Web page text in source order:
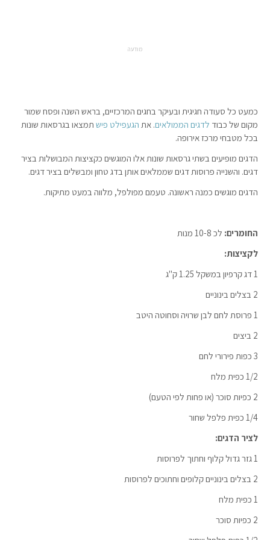
מודעה
כמעט כל סעודה חגיגית ובעיקר בחגים המרכזיים, בראש השנה ופסח שמור
מקום של כבוד לדגים הממולאים. את הגעפילט פיש תמצאו בגרסאות שונות
בכל מטבחי מרכז אירופה.
הדגים מופיעים בשתי גרסאות שונות אלו המוגשים כקציצות המבושלות בציר
דגים. והשנייה פרוסות דגים שממלאים אותן בדג טחון ומבשלים בציר דגים.
הדגים מוגשים כמנה ראשונה. טעמם מפולפל, מלווה במעט מתיקות.
החומרים: לכ 10-8 מנות
לקציצות:
1 דג קרפיון במשקל 1.25 ק"ג
2 בצלים בינוניים
1 פרוסת לחם לבן שרויה וסחוטה היטב
2 ביצים
3 כפות פירורי לחם
1/2 כפית מלח
2 כפיות סוכר (או פחות לפי הטעם)
1/4 כפית פלפל שחור
לציר הדגים:
1 גזר גדול קלוף וחתוך לפרוסות
2 בצלים בינוניים קלופים וחתוכים לפרוסות
1 כפית מלח
2 כפיות סוכר